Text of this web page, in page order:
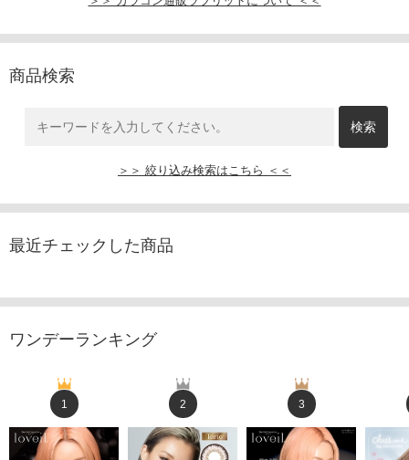
商品検索
＞＞ 絞り込み検索はこちら ＜＜
最近チェックした商品
ワンデーランキング
1 2 3